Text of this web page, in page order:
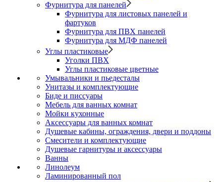
Фурнитура для панелей
Фурнитура для листовых панелей и
фартуков
Фурнитура для ПВХ панелей
Фурнитура для МДФ панелей
Углы пластиковые
Уголки ПВХ
Углы пластиковые цветные
Умывальники и пьедесталы
Унитазы и комплектующие
Биде и писсуары
Мебель для ванных комнат
Мойки кухонные
Аксессуары для ванных комнат
Душевые кабины, ограждения, двери и поддоны
Смесители и комплектующие
Душевые гарнитуры и аксессуары
Ванны
Линолеум
Ламинированный пол